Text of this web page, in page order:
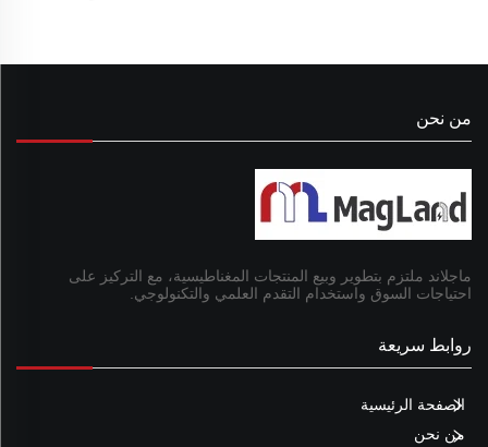
من نحن
ماجلاند ملتزم بتطوير وبيع المنتجات المغناطيسية، مع التركيز على
احتياجات السوق واستخدام التقدم العلمي والتكنولوجي.
روابط سريعة
الصفحة الرئيسية
من نحن